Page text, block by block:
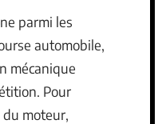
parmi les
automobile,
mécanique
Pour
moteur,